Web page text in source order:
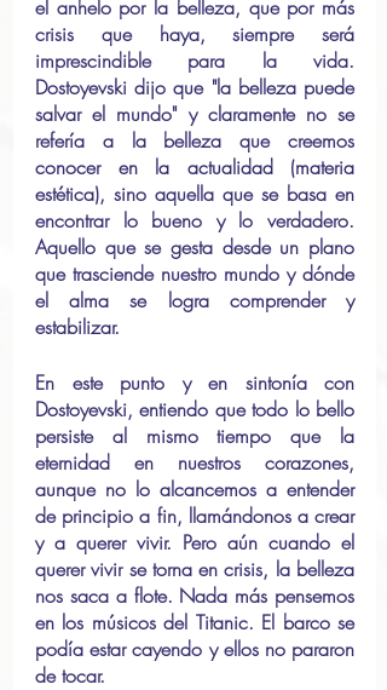
el anhelo por la belleza, que por más
crisis que haya, siempre será
imprescindible para la vida.
Dostoyevski dijo que "la belleza puede
salvar el mundo" y claramente no se
refería a la belleza que creemos
conocer en la actualidad (materia
estética), sino aquella que se basa en
encontrar lo bueno y lo verdadero.
Aquello que se gesta desde un plano
que trasciende nuestro mundo y dónde
el alma se logra comprender y
estabilizar.
En este punto y en sintonía con
Dostoyevski, entiendo que todo lo bello
persiste al mismo tiempo que la
eternidad en nuestros corazones,
aunque no lo alcancemos a entender
de principio a fin, llamándonos a crear
y a querer vivir. Pero aún cuando el
querer vivir se torna en crisis, la belleza
nos saca a flote. Nada más pensemos
en los músicos del Titanic. El barco se
podía estar cayendo y ellos no pararon
de tocar.